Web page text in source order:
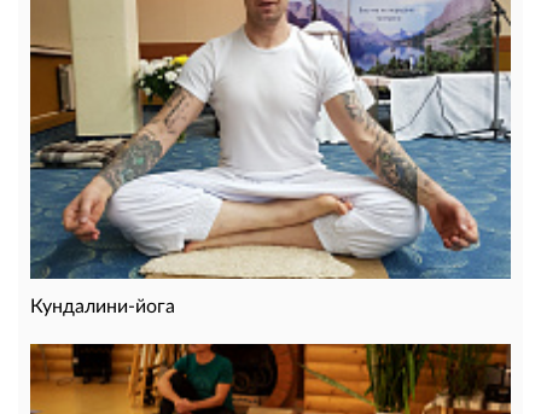
Кундалини-йога